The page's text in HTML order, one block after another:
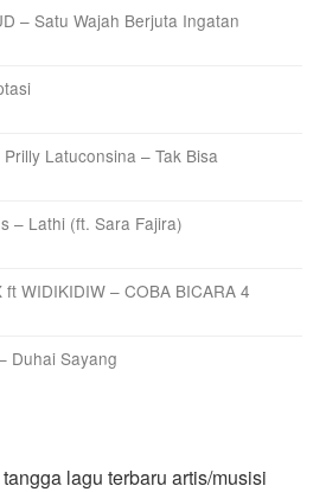
– Satu Wajah Berjuta Ingatan
Latuconsina – Tak Bisa
– Lathi (ft. Sara Fajira)
ft WIDIKIDIW – COBA BICARA 4
Duhai Sayang
lagu terbaru artis/musisi